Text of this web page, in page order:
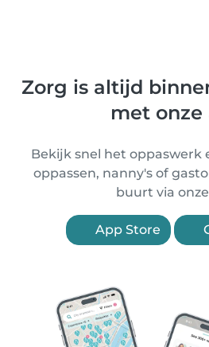
Zorg is altijd
met onze
Bekijk snel het oppaswerk
oppassen, nanny's of
buurt via
App Store